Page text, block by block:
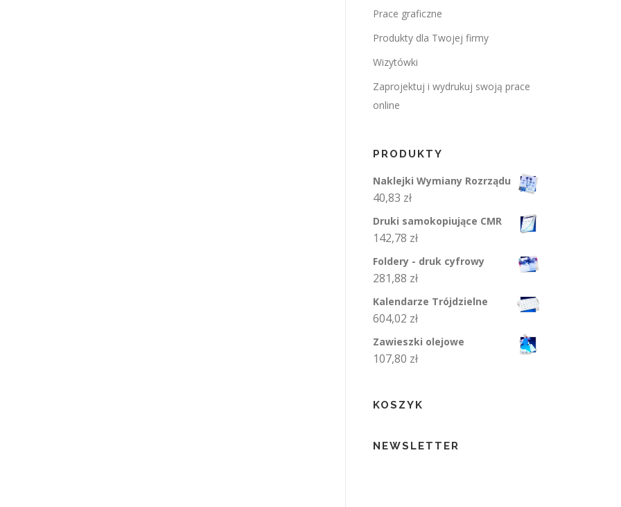
Prace graficzne
Produkty dla Twojej firmy
Wizytówki
Zaprojektuj i wydrukuj swoją prace
online
PRODUKTY
Naklejki Wymiany Rozrządu
40,83 zł
Druki samokopiujące CMR
142,78 zł
Foldery - druk cyfrowy
281,88 zł
Kalendarze Trójdzielne
604,02 zł
Zawieszki olejowe
107,80 zł
KOSZYK
NEWSLETTER